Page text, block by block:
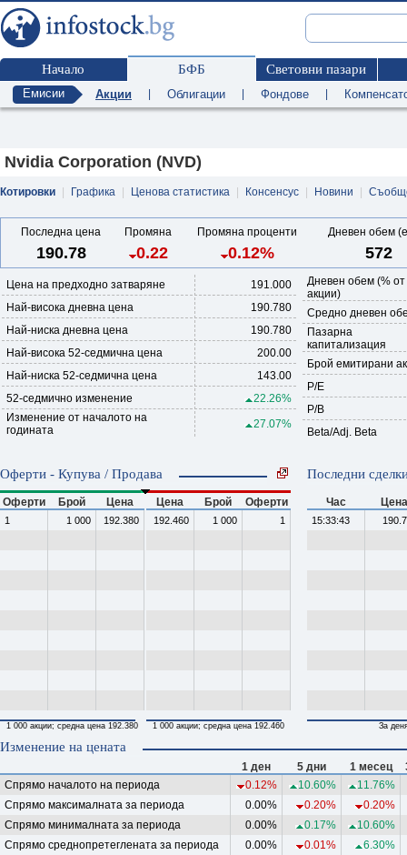
Начало БФБ Световни пазари
Емисии Акции Облигации Фондове
Nvidia Corporation (NVD)
Котировки Графика Ценова статистика Консенсус Новини
Последна цена Промяна Промяна проценти Дневен обем
190.78 0.22 0.12% 572
Дневен обем (% от
акции)
Средно дневен
Пазарна
капитализация
Брой емитирани
P/E
P/B
Beta/Adj. Beta
Цена на предходно затваряне
191.000
Най-висока дневна цена
190.780
Най-ниска дневна цена
190.780
Най-висока 52-седмична цена
200.00
Най-ниска 52-седмична цена
143.00
52-седмично изменение
22.26%
Изменение от началото на
годината
27.07%
Оферти - Купува / Продава
Оферти Брой Цена
1 1 000 192.380
1 000 акции; средна цена 192.380
Цена Брой Оферти
192.460 1 000 1
1 000 акции; средна цена 192.460
Последни
Час Цена
15:33:43
За
Изменение на цената
1 ден 5 дни 1 месец
Спрямо началото на периода
0.12% 10.60%
11.76%
Спрямо максималната за периода
0.00% 0.20%
0.20%
Спрямо минималната за периода
0.00% 0.17%
10.60%
Спрямо среднопретеглената за периода
0.00% 0.01% 6.30%